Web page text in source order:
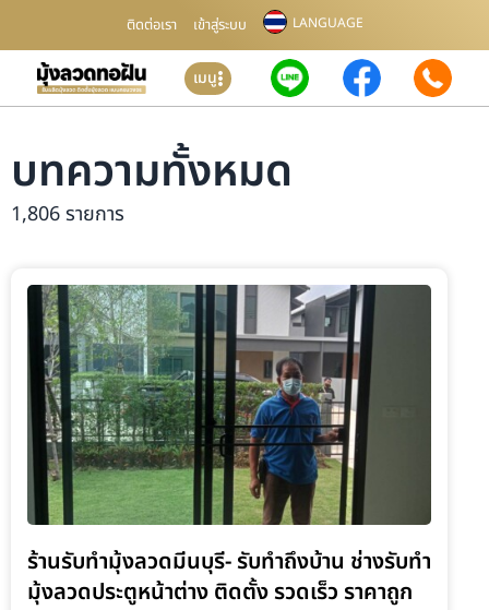
ติดต่อเรา เข้าสู่ระบบ LANGUAGE
เมนู
บทความทั้งหมด
1,806 รายการ
ร้านรับทำมุ้งลวดมีนบุรี- รับทำถึงบ้าน ช่างรับทำ
มุ้งลวดประตูหน้าต่าง ติดตั้ง รวดเร็ว ราคาถูก